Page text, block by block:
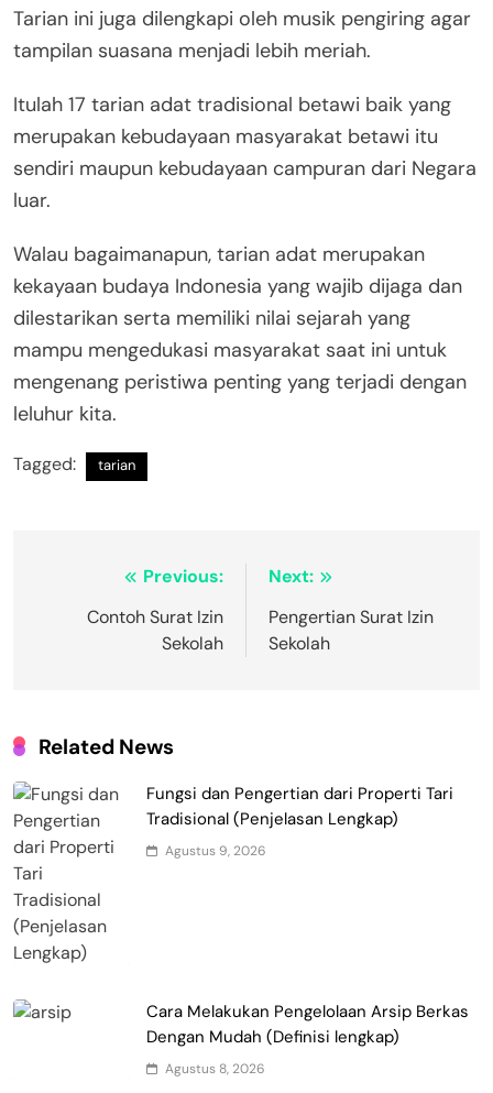
Tarian ini juga dilengkapi oleh musik pengiring agar
tampilan suasana menjadi lebih meriah.
Itulah 17 tarian adat tradisional betawi baik yang
merupakan kebudayaan masyarakat betawi itu
sendiri maupun kebudayaan campuran dari Negara
luar.
Walau bagaimanapun, tarian adat merupakan
kekayaan budaya Indonesia yang wajib dijaga dan
dilestarikan serta memiliki nilai sejarah yang
mampu mengedukasi masyarakat saat ini untuk
mengenang peristiwa penting yang terjadi dengan
leluhur kita.
Tagged: tarian
Navigasi Previous:
Contoh Surat Izin
Sekolah
Next:
Pengertian Surat Izin
Sekolah
Related News
Fungsi dan Pengertian dari Properti Tari
Tradisional (Penjelasan Lengkap)
Agustus 9, 2026
Cara Melakukan Pengelolaan Arsip Berkas
Dengan Mudah (Definisi lengkap)
Agustus 8, 2026